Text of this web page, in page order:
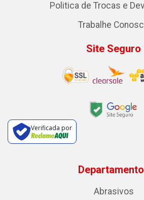
Politica de Trocas e
Trabalhe
Site Seguro
Verificada por
Abrasivos